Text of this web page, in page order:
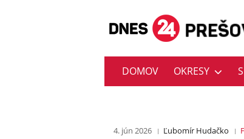
DOMOV OKRESY
4. jún 2026 Ľubomír Hudačko